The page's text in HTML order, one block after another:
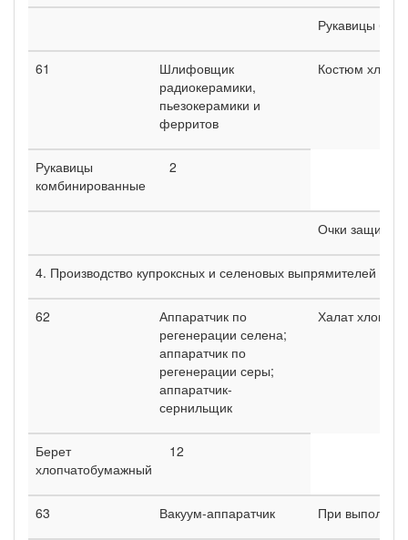
Рукавицы
61
Шлифовщик
радиокерамики,
пьезокерамики и
ферритов
Костюм
Рукавицы
комбинированные
2
Очки
4. Производство купроксных и селеновых выпрямителей
62
Аппаратчик по
регенерации селена;
аппаратчик по
регенерации серы;
аппаратчик-
сернильщик
Халат
Берет
хлопчатобумажный
12
63 Вакуум-аппаратчик При